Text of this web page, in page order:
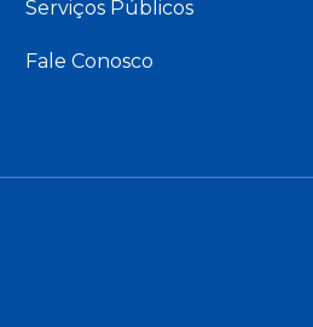
Serviços Públicos
Fale Conosco